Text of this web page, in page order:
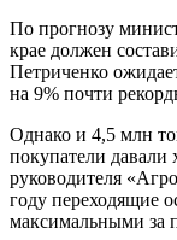
По прогнозу
крае должен
Петриченко
на 9% почти
Однако и 4,5 млн
покупатели
руководителя
году переходящие
максимальными за